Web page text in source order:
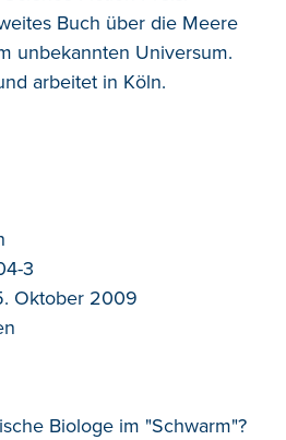
Buch über die Meere
unbekannten Universum.
arbeitet in Köln.
3
Oktober 2009
Biologe im "Schwarm"?